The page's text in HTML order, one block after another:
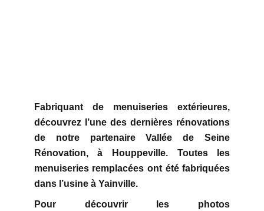
Fabriquant de menuiseries extérieures,
découvrez l’une des dernières rénovations
de notre partenaire Vallée de Seine
Rénovation, à Houppeville. Toutes les
menuiseries remplacées ont été fabriquées
dans l’usine à Yainville.
Pour découvrir les photos